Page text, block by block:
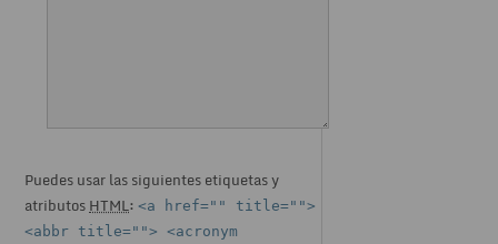
Puedes usar las siguientes etiquetas y
atributosHTML:<a href="" title="">
<abbr title=""> <acronym